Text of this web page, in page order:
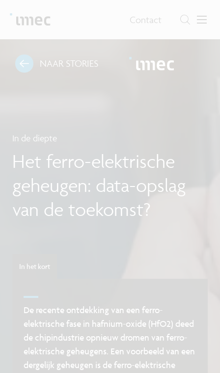
Contact
NAAR STORIES
In de diepte
Het ferro-elektrische
geheugen: data-opslag
van de toekomst?
In het kort
De recente ontdekking van een ferro-
elektrische fase in hafnium-oxide (HfO2) deed
de chipindustrie opnieuw dromen van ferro-
elektrische geheugens. Een voorbeeld van een
dergelijk geheugen is de ferro-elektrische